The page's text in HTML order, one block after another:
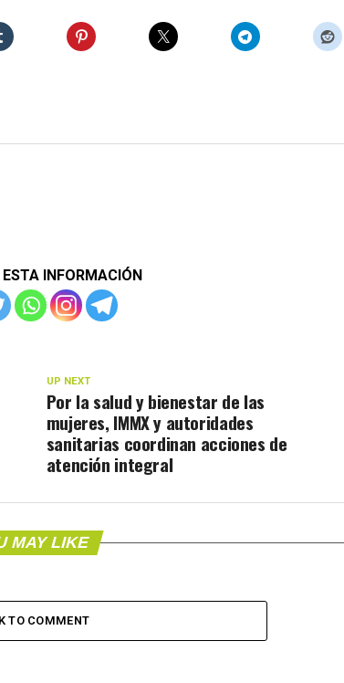
INFORMACIÓN
UP NEXT
Por la salud y bienestar de las
mujeres, IMMX y autoridades
sanitarias coordinan acciones de
atención integral
MAY LIKE
TO COMMENT